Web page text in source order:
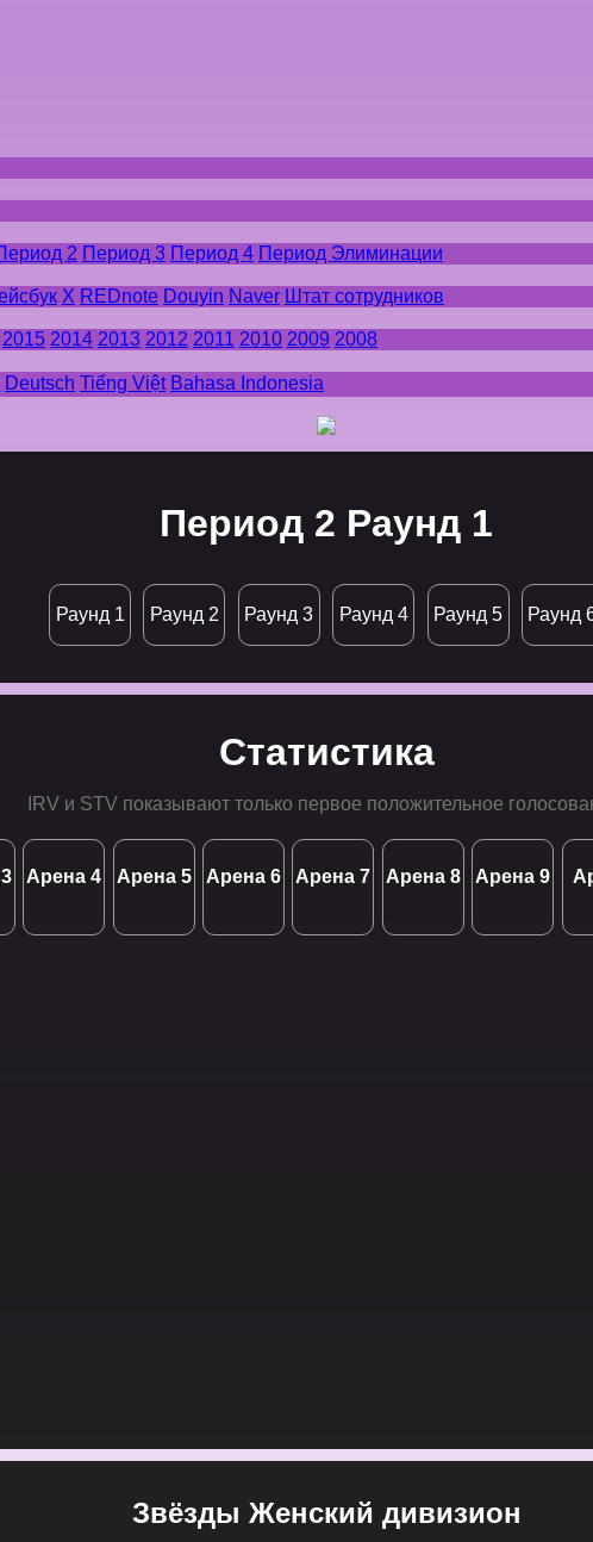
2 Период 3 Период 4 Период Элиминации
X REDnote Douyin Naver Штат сотрудников
2015 2014 2013 2012 2011 2010 2009 2008
Deutsch Tiếng Việt Bahasa Indonesia
Период 2 Раунд 1
Раунд 1 Раунд 2 Раунд 3 Раунд 4 Раунд 5 Раунд
Статистика
IRV и STV показывают только первое положительное
Арена 4 Арена 5 Арена 6 Арена 7 Арена 8 Арена 9
Звёзды Женский дивизион